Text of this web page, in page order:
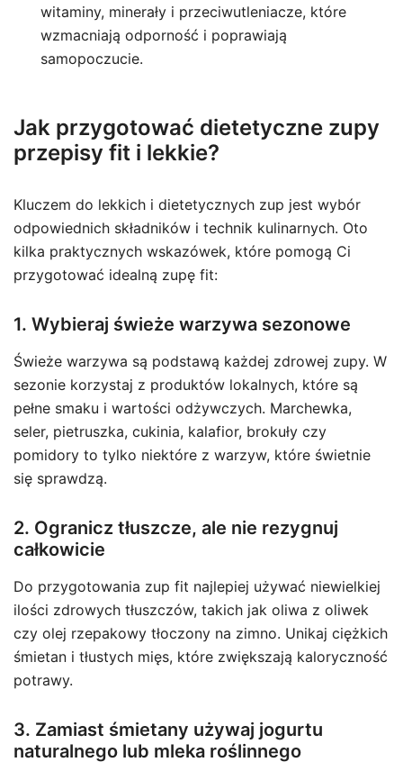
witaminy, minerały i przeciwutleniacze, które
wzmacniają odporność i poprawiają
samopoczucie.
Jak przygotować dietetyczne zupy
przepisy fit i lekkie?
Kluczem do lekkich i dietetycznych zup jest wybór
odpowiednich składników i technik kulinarnych. Oto
kilka praktycznych wskazówek, które pomogą Ci
przygotować idealną zupę fit:
1. Wybieraj świeże warzywa sezonowe
Świeże warzywa są podstawą każdej zdrowej zupy. W
sezonie korzystaj z produktów lokalnych, które są
pełne smaku i wartości odżywczych. Marchewka,
seler, pietruszka, cukinia, kalafior, brokuły czy
pomidory to tylko niektóre z warzyw, które świetnie
się sprawdzą.
2. Ogranicz tłuszcze, ale nie rezygnuj
całkowicie
Do przygotowania zup fit najlepiej używać niewielkiej
ilości zdrowych tłuszczów, takich jak oliwa z oliwek
czy olej rzepakowy tłoczony na zimno. Unikaj ciężkich
śmietan i tłustych mięs, które zwiększają kaloryczność
potrawy.
3. Zamiast śmietany używaj jogurtu
naturalnego lub mleka roślinnego